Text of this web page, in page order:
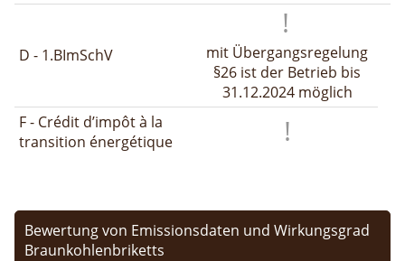
D - 1.BImSchV
mit Übergangsregelung
§26 ist der Betrieb bis
31.12.2024 möglich
F - Crédit d’impôt à la
transition énergétique
Bewertung von Emissionsdaten und Wirkungsgrad
Braunkohlenbriketts